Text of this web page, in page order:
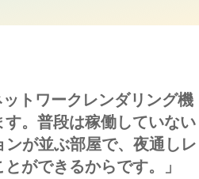
ットワークレンダリング機
。普段は稼働していない
が並ぶ部屋で、夜通しレ
ができるからです。」